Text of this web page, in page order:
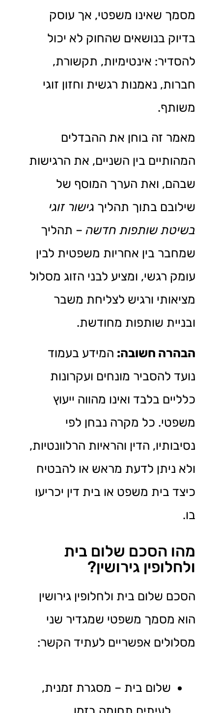
מסמך שאינו משפטי, אך עוסק
בדיוק בנושאים שהחוק לא יכול
להסדיר: אינטימיות, תקשורת,
חברות, נאמנות רגשית וחזון זוגי
משותף.
מאמר זה בוחן את ההבדלים
המהותיים בין השניים, את הרגישות
שבהם, ואת הערך המוסף של
שילובם בתוך תהליך גישור זוגי
בשיטת שותפות חדשה – תהליך
שמחבר בין אחריות משפטית לבין
עומק רגשי, ומציע לבני הזוג מסלול
מציאותי ורגיש לצליחת משבר
ובניית שותפות מחודשת.
הבהרה חשובה: המידע בעמוד
נועד להסביר מונחים ועקרונות
כלליים בלבד ואינו מהווה ייעוץ
משפטי. כל מקרה נבחן לפי
נסיבותיו, הדין והראיות הרלוונטיות,
ולא ניתן לדעת מראש או להבטיח
כיצד בית משפט או בית דין יכריעו
בו.
מהו הסכם שלום בית
ולחלופין גירושין?
הסכם שלום בית ולחלופין גירושין
הוא מסמך משפטי שמגדיר שני
מסלולים אפשריים לעתיד הקשר:
שלום בית – מסגרת זמנית,